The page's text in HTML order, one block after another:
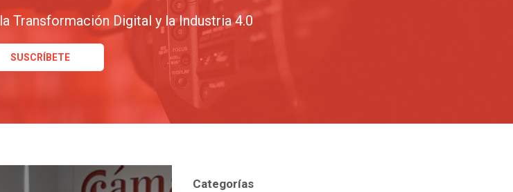
Transformación Digital y la Industria 4.0
SUSCRÍBETE
Categorías